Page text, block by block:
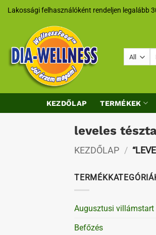
SkipLakossági felhasználóként rendeljen legalább
KEZDŐLAP TERMÉKEK
leveles
KEZDŐLAP /
Augusztusi villámstart
Befőzés